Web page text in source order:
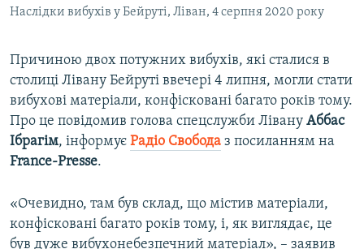
Усі сайти RFE/RL
Наслідки вибухів у Бейруті, Ліван, 4 серпня 2020 року
Причиною двох потужних вибухів, які сталися в
столиці Лівану Бейруті ввечері 4 липня, могли стати
вибухові матеріали, конфісковані багато років тому.
Про це повідомив голова спецслужби Лівану Аббас
Ібрагім, інформує Радіо Свобода з посиланням на
France-Presse​.
«Очевидно, там був склад, що містив матеріали,
конфісковані багато років тому, і, як виглядає, це
був дуже вибухонебезпечний матеріал», – заявив